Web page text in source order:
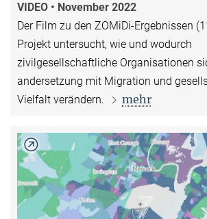
VIDEO • November 2022
Der Film zu den ZOMiDi-Ergebnissen
Projekt untersucht, wie und wodurch
zivilgesellschaftliche Organisationen
andersetzung mit Migration und
Vielfalt verändern.
mehr